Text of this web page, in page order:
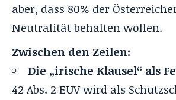
aber, dass 80% der
Neutralität behalten wollen.
Zwischen den Zeilen:
Die „irische Klausel“ als
42 Abs. 2 EUV wird als